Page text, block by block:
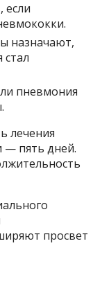
если
назначают,
стал
пневмония
лечения
— пять дней.
просвет